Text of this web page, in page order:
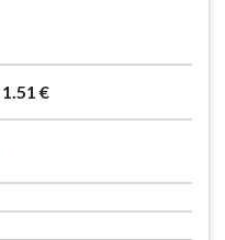
1.51 €